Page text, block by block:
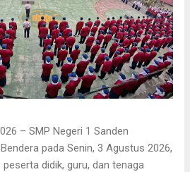
– SMP Negeri 1 Sanden
pada Senin, 3 Agustus 2026,
didik, guru, dan tenaga